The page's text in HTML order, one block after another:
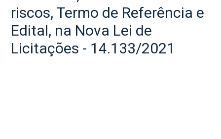
riscos, Termo de Referência e
Edital, na Nova Lei de
Licitações - 14.133/2021